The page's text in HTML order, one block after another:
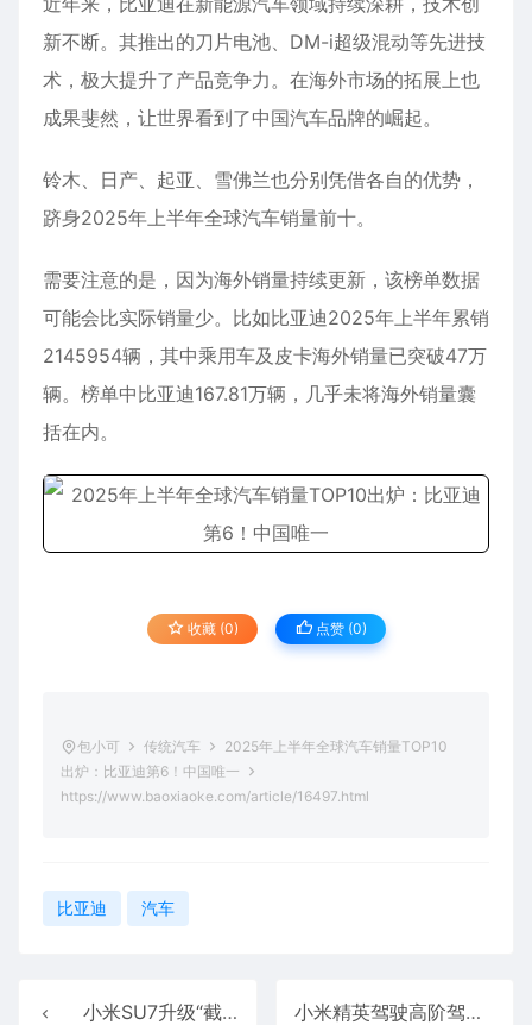
新不断。其推出的刀片电池、DM-i超级混动等先进技
术，极大提升了产品竞争力。在海外市场的拓展上也
成果斐然，让世界看到了中国汽车品牌的崛起。
铃木、日产、起亚、雪佛兰也分别凭借各自的优势，
跻身2025年上半年全球汽车销量前十。
需要注意的是，因为海外销量持续更新，该榜单数据
可能会比实际销量少。比如比亚迪2025年上半年累销
2145954辆，其中乘用车及皮卡海外销量已突破47万
辆。榜单中比亚迪167.81万辆，几乎未将海外销量囊
括在内。
收藏 (0) 点赞 (0)
包小可 传统汽车
2025年上半年全球汽车销量TOP10
出炉：比亚迪第6！中国唯一
https://www.baoxiaoke.com/article/16497.html
比亚迪 汽车
小米SU7升级“截图导航”功能 iPhone用户太方便了 小米精英驾驶高阶驾驶培训来西安了 明日10点开启报名